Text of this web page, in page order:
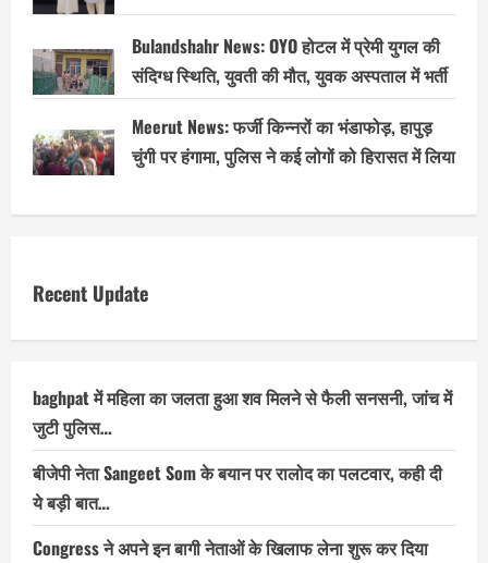
Bulandshahr News: OYO होटल में प्रेमी युगल की
संदिग्ध स्थिति, युवती की मौत, युवक अस्पताल में भर्ती
Meerut News: फर्जी किन्नरों का भंडाफोड़, हापुड़
चुंगी पर हंगामा, पुलिस ने कई लोगों को हिरासत में लिया
Recent Update
baghpat में महिला का जलता हुआ शव मिलने से फैली सनसनी, जांच में
जुटी पुलिस…
बीजेपी नेता Sangeet Som के बयान पर रालोद का पलटवार, कही दी
ये बड़ी बात…
Congress ने अपने इन बागी नेताओं के खिलाफ लेना शुरू कर दिया